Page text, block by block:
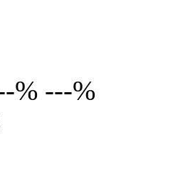
% ---%